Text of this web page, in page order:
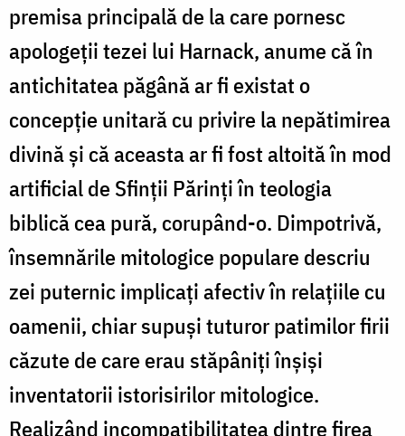
premisa principală de la care pornesc
apologeţii tezei lui Harnack, anume că în
antichitatea păgână ar fi existat o
concepţie unitară cu privire la nepătimirea
divină şi că aceasta ar fi fost altoită în mod
artificial de Sfinţii Părinţi în teologia
biblică cea pură, corupând-o. Dimpotrivă,
însemnările mitologice populare descriu
zei puternic implicaţi afectiv în relaţiile cu
oamenii, chiar supuşi tuturor patimilor firii
căzute de care erau stăpâniţi înşişi
inventatorii istorisirilor mitologice.
Realizând incompatibilitatea dintre firea